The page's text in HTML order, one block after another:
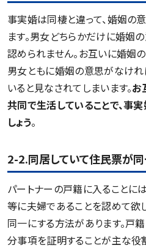
事実婚は同棲と違って、婚姻の
ます。男女どちらかだけに婚姻
認められません。お互いに婚姻
男女ともに婚姻の意思がなけ
いると見なされてしまいます。お
共同で生活していることで、事
しょう。
2-2.同居していて住民票が同
パートナーの戸籍に入ることに
等に夫婦であることを認めて欲
同一にする方法があります。戸
分事項を証明することが主な役